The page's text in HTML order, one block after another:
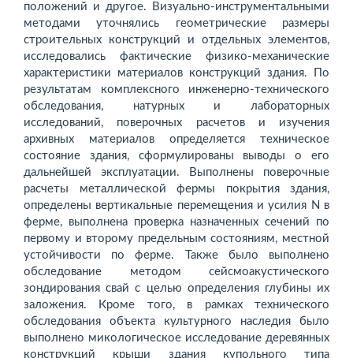
положений и другое. Визуально-инструментальными
методами уточнялись геометрические размеры
строительных конструкций и отдельных элементов,
исследовались фактические физико-механические
характеристики материалов конструкций здания. По
результатам комплексного инженерно-технического
обследования, натурных и лабораторных
исследований, поверочных расчетов и изучения
архивных материалов определяется техническое
состояние здания, сформулированы выводы о его
дальнейшей эксплуатации. Выполнены поверочные
расчеты металлической фермы покрытия здания,
определены вертикальные перемещения и усилия N в
ферме, выполнена проверка назначенных сечений по
первому и второму предельным состояниям, местной
устойчивости по ферме. Также было выполнено
обследование методом сейсмоакустического
зондирования свай с целью определения глубины их
заложения. Кроме того, в рамках технического
обследования объекта культурного наследия было
выполнено микологическое исследование деревянных
конструкций крыши здания купольного типа